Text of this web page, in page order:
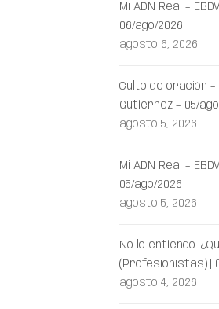
Mi ADN Real –
06/ago/2026
agosto 6, 2026
Culto de oración
Gutiérrez – 05/
agosto 5, 2026
Mi ADN Real –
05/ago/2026
agosto 5, 2026
No lo entiendo.
(Profesionistas) |
agosto 4, 2026